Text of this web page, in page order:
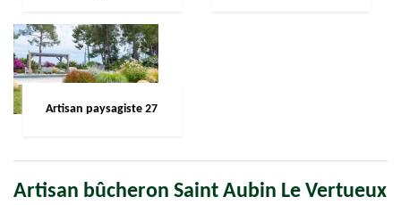
Artisan paysagiste 27
Artisan bûcheron Saint Aubin Le Vertueux